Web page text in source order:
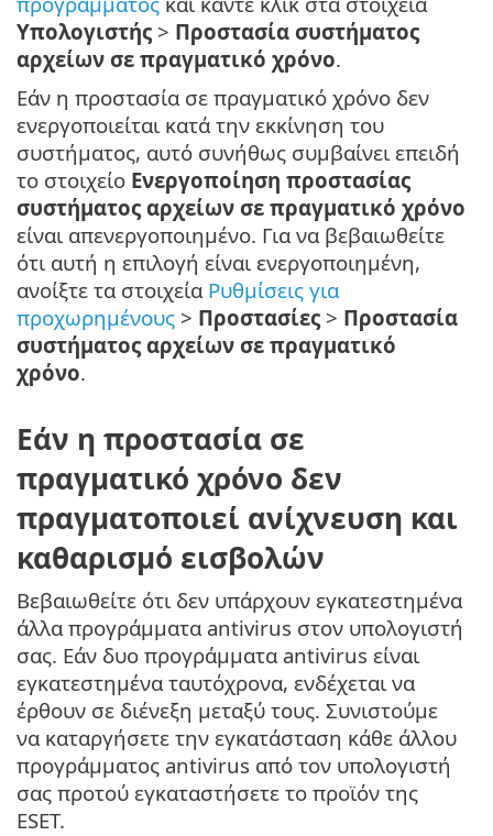
Υπολογιστής > Προστασία συστήματος
αρχείων σε πραγματικό χρόνο.
Εάν η προστασία σε πραγματικό χρόνο δεν
ενεργοποιείται κατά την εκκίνηση του
συστήματος, αυτό συνήθως συμβαίνει επειδή
το στοιχείο Ενεργοποίηση προστασίας
συστήματος αρχείων σε πραγματικό χρόνο
είναι απενεργοποιημένο. Για να βεβαιωθείτε
ότι αυτή η επιλογή είναι ενεργοποιημένη,
ανοίξτε τα στοιχεία Ρυθμίσεις για
προχωρημένους > Προστασίες > Προστασία
συστήματος αρχείων σε πραγματικό
χρόνο.
Εάν η προστασία σε
πραγματικό χρόνο δεν
πραγματοποιεί ανίχνευση και
καθαρισμό εισβολών
Βεβαιωθείτε ότι δεν υπάρχουν εγκατεστημένα
άλλα προγράμματα antivirus στον υπολογιστή
σας. Εάν δυο προγράμματα antivirus είναι
εγκατεστημένα ταυτόχρονα, ενδέχεται να
έρθουν σε διένεξη μεταξύ τους. Συνιστούμε
να καταργήσετε την εγκατάσταση κάθε άλλου
προγράμματος antivirus από τον υπολογιστή
σας προτού εγκαταστήσετε το προϊόν της
ESET.